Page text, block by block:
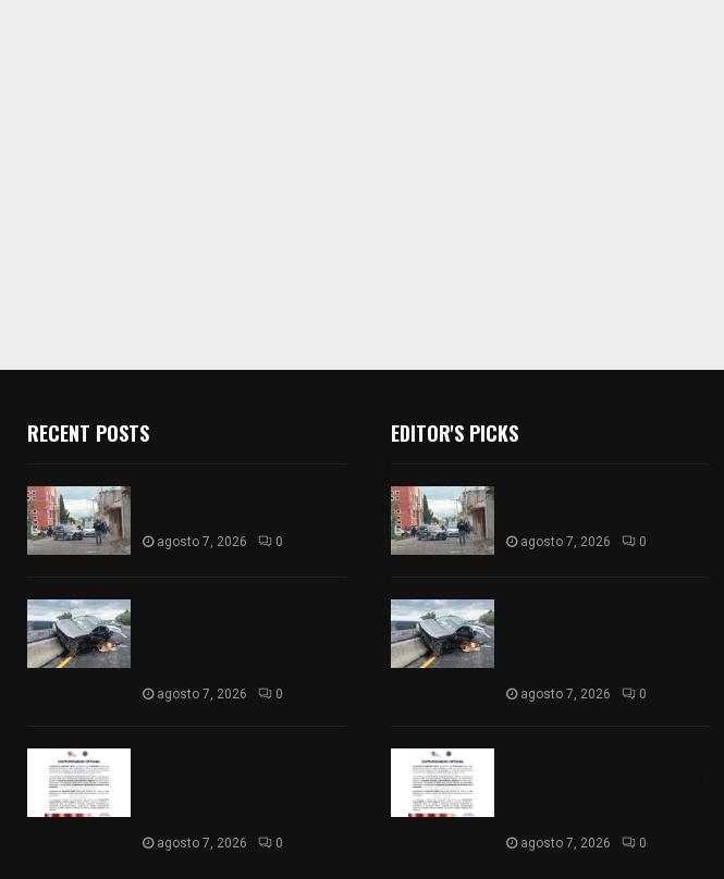
RECENT POSTS
agosto 7, 2026 0
agosto 7, 2026 0
agosto 7, 2026 0
EDITOR'S PICKS
agosto 7, 2026 0
agosto 7, 2026 0
agosto 7, 2026 0